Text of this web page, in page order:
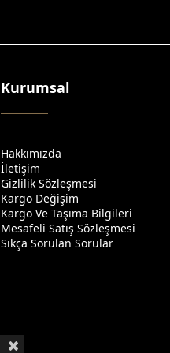
Kurumsal
Hakkımızda
İletişim
Gizlilik Sözleşmesi
Kargo Değişim
Kargo Ve Taşıma Bilgileri
Mesafeli Satış Sözleşmesi
Sıkça Sorulan Sorular